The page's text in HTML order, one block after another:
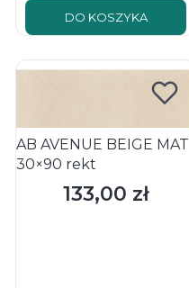
DO KOSZYKA
AB AVENUE BEIGE MAT
30×90 rekt
Cena
133,00 zł